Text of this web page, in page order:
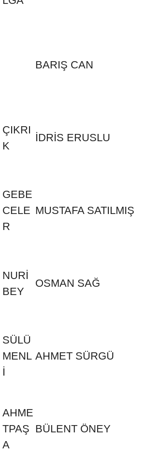
BARIŞ CAN
ÇIKRI
K
İDRİS ERUSLU
GEBE
CELE
R
MUSTAFA SATILMIŞ
NURİ
BEY
OSMAN SAĞ
SÜLÜ
MENL
İ
AHMET SÜRGÜ
AHME
TPAŞ
A
BÜLENT ÖNEY